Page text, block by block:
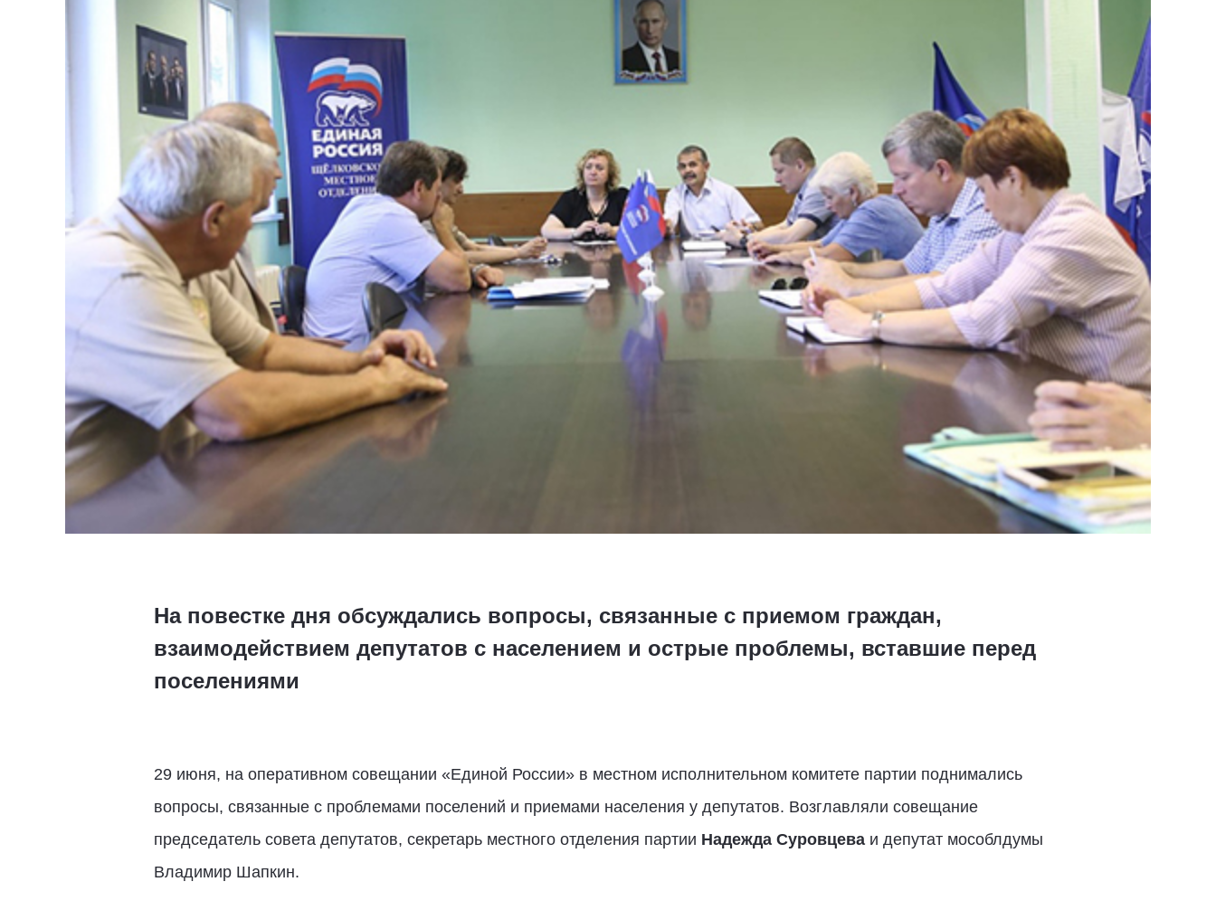
На повестке дня обсуждались вопросы, связанные с приемом граждан,
взаимодействием депутатов с населением и острые проблемы, вставшие перед
поселениями
29 июня, на оперативном совещании «Единой России» в местном исполнительном комитете партии поднимались
вопросы, связанные с проблемами поселений и приемами населения у депутатов. Возглавляли совещание
председатель совета депутатов, секретарь местного отделения партии Надежда Суровцеваи депутат мособлдумы
Владимир Шапкин.